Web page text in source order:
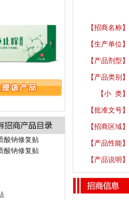
酸钠修复贴
酸钠修复贴
【招商名称】
【生产单位】
【产品剂型】
【产品类别】
【小 类】
【批准文号】
【招商区域】
【产品性能】
【产品说明】